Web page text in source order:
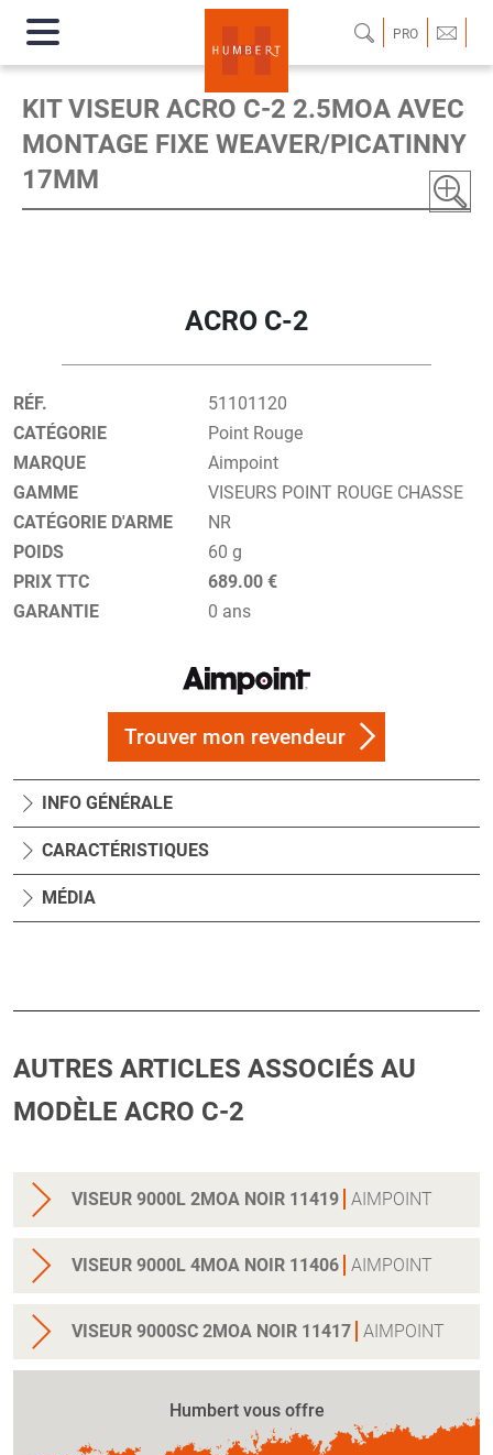
PRO
KIT VISEUR ACRO C-2 2.5MOA AVEC
MONTAGE FIXE WEAVER/PICATINNY
17MM
ACRO C-2
RÉF.
51101120
CATÉGORIE
Point Rouge
MARQUE
Aimpoint
GAMME
VISEURS POINT ROUGE CHASSE
CATÉGORIE D'ARME
NR
POIDS
60 g
PRIX TTC
689.00 €
GARANTIE
0 ans
Trouver mon revendeur
INFO GÉNÉRALE
CARACTÉRISTIQUES
MÉDIA
AUTRES ARTICLES ASSOCIÉS AU
MODÈLE ACRO C-2
VISEUR 9000L 2MOA NOIR 11419 AIMPOINT
VISEUR 9000L 4MOA NOIR 11406 AIMPOINT
VISEUR 9000SC 2MOA NOIR 11417 AIMPOINT
Humbert vous offre